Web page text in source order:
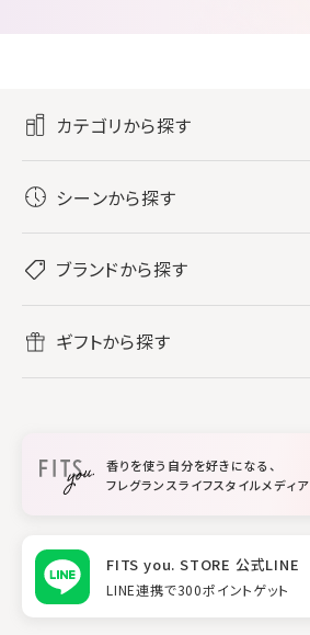
カテゴリから探す
レディース香水
メンズ香水
ボディミスト・スプレー
バス・ボディケア
すべてのバス・ボディケア
ボディ・ハンドクリーム
入浴剤
ホームフレグランス
ルームフレグランス
スタイリング
シーンから探す
リフレッシュしたい
ブランドから探す
ギフトから探す
香りを使う自分を好きになる、
フレグランスライフスタイルメディア
FITS you. STORE 公式LINE
LINE連携で300ポイントゲット